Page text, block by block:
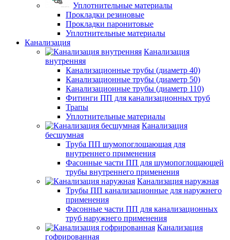
Уплотнительные материалы
Прокладки резиновые
Прокладки паронитовые
Уплотнительные материалы
Канализация
Канализация
внутренняя
Канализационные трубы (диаметр 40)
Канализационные трубы (диаметр 50)
Канализационные трубы (диаметр 110)
Фитинги ПП для канализационных труб
Трапы
Уплотнительные материалы
Канализация
бесшумная
Труба ПП шумопоглощающая для
внутреннего применения
Фасонные части ПП для шумопоглощающей
трубы внутреннего применения
Канализация наружная
Трубы ПП канализационные для наружнего
применения
Фасонные части ПП для канализационных
труб наружнего применения
Канализация
гофрированная